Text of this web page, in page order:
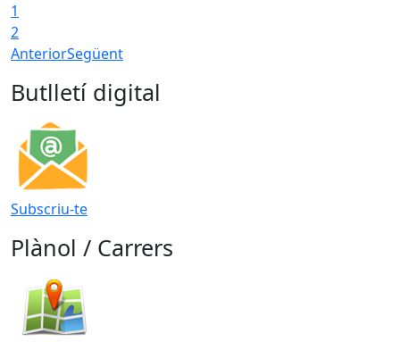
1
2
AnteriorSegüent
Butlletí digital
Subscriu-te
Plànol / Carrers